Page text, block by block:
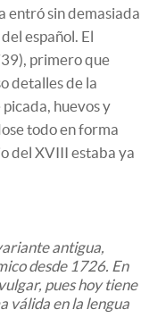
entró sin demasiada
español. El
primero que
detalles de la
huevos y
todo en forma
del XVIII estaba ya
antigua,
desde 1726. En
pues hoy tiene
válida en la lengua